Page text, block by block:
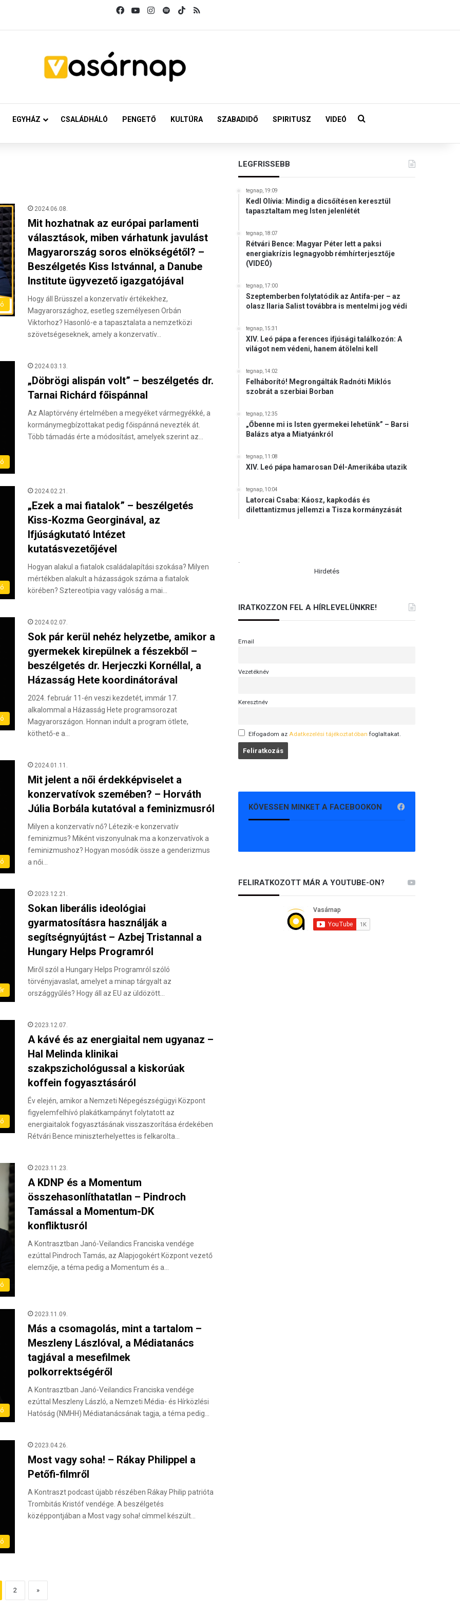
FacebookYouTubeInstagram
SpotifyTikTok
EGYHÁZ CSALÁDHÁLÓ PENGETŐ KULTÚRA SZABADIDŐ SPIRITUSZ VIDEÓ Keresés:
2024.06.08.
Mit hozhatnak az európai parlamenti
választások, miben várhatunk javulást
Magyarország soros elnökségétől? –
Beszélgetés Kiss Istvánnal, a Danube
Institute ügyvezető igazgatójával
Hogy áll Brüsszel a konzervatív értékekhez,
Magyarországhoz, esetleg személyesen Orbán
Viktorhoz? Hasonló-e a tapasztalata a nemzetközi
szövetségeseknek, amely a konzervatív…
2024.03.13.
„Döbrögi alispán volt” – beszélgetés dr.
Tarnai Richárd főispánnal
Az Alaptörvény értelmében a megyéket vármegyékké, a
kormánymegbízottakat pedig főispánná nevezték át.
Több támadás érte a módosítást, amelyek szerint az…
2024.02.21.
„Ezek a mai fiatalok” – beszélgetés
Kiss-Kozma Georginával, az
Ifjúságkutató Intézet
kutatásvezetőjével
Hogyan alakul a fiatalok családalapítási szokása? Milyen
mértékben alakult a házasságok száma a fiatalok
körében? Sztereotípia vagy valóság a mai…
2024.02.07.
Sok pár kerül nehéz helyzetbe, amikor a
gyermekek kirepülnek a fészekből –
beszélgetés dr. Herjeczki Kornéllal, a
Házasság Hete koordinátorával
2024. február 11-én veszi kezdetét, immár 17.
alkalommal a Házasság Hete programsorozat
Magyarországon. Honnan indult a program ötlete,
köthető-e a…
2024.01.11.
Mit jelent a női érdekképviselet a
konzervatívok szemében? – Horváth
Júlia Borbála kutatóval a feminizmusról
Milyen a konzervatív nő? Létezik-e konzervatív
feminizmus? Miként viszonyulnak ma a konzervatívok a
feminizmushoz? Hogyan mosódik össze a genderizmus
a női…
2023.12.21.
Sokan liberális ideológiai
gyarmatosításra használják a
segítségnyújtást – Azbej Tristannal a
Hungary Helps Programról
Miről szól a Hungary Helps Programról szóló
törvényjavaslat, amelyet a minap tárgyalt az
országgyűlés? Hogy áll az EU az üldözött…
2023.12.07.
A kávé és az energiaital nem ugyanaz –
Hal Melinda klinikai
szakpszichológussal a kiskorúak
koffein fogyasztásáról
Év elején, amikor a Nemzeti Népegészségügyi Központ
figyelemfelhívó plakátkampányt folytatott az
energiaitalok fogyasztásának visszaszorítása érdekében
Rétvári Bence miniszterhelyettes is felkarolta…
2023.11.23.
A KDNP és a Momentum
összehasonlíthatatlan – Pindroch
Tamással a Momentum-DK
konfliktusról
A Kontrasztban Janó-Veilandics Franciska vendége
ezúttal Pindroch Tamás, az Alapjogokért Központ vezető
elemzője, a téma pedig a Momentum és a…
2023.11.09.
Más a csomagolás, mint a tartalom –
Meszleny Lászlóval, a Médiatanács
tagjával a mesefilmek
polkorrektségéről
A Kontrasztban Janó-Veilandics Franciska vendége
ezúttal Meszleny László, a Nemzeti Média- és Hírközlési
Hatóság (NMHH) Médiatanácsának tagja, a téma pedig…
2023.04.26.
Most vagy soha! – Rákay Philippel a
Petőfi-filmről
A Kontraszt podcast újabb részében Rákay Philip patrióta
Trombitás Kristóf vendége. A beszélgetés
középpontjában a Most vagy soha! címmel készült…
2 »
LEGFRISSEBB
tegnap, 19:09
Kedl Olívia: Mindig a dicsőítésen keresztül
tapasztaltam meg Isten jelenlétét
tegnap, 18:07
Rétvári Bence: Magyar Péter lett a paksi
energiakrízis legnagyobb rémhírterjesztője
(VIDEÓ)
tegnap, 17:00
Szeptemberben folytatódik az Antifa-per – az
olasz Ilaria Salist továbbra is mentelmi jog védi
tegnap, 15:31
XIV. Leó pápa a ferences ifjúsági találkozón: A
világot nem védeni, hanem átölelni kell
tegnap, 14:02
Felháborító! Megrongálták Radnóti Miklós
szobrát a szerbiai Borban
tegnap, 12:35
„Őbenne mi is Isten gyermekei lehetünk” – Barsi
Balázs atya a Miatyánkról
tegnap, 11:08
XIV. Leó pápa hamarosan Dél-Amerikába utazik
tegnap, 10:04
Latorcai Csaba: Káosz, kapkodás és
dilettantizmus jellemzi a Tisza kormányzását
.
Hirdetés
IRATKOZZON FEL A HÍRLEVELÜNKRE!
Email
Vezetéknév
Keresztnév
Elfogadom az Adatkezelési tájékoztatóban foglaltakat.
KÖVESSEN MINKET A FACEBOOKON
FELIRATKOZOTT MÁR A YOUTUBE-ON?